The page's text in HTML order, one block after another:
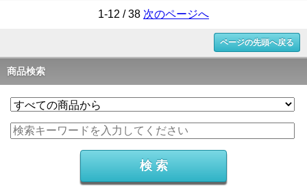
1-12 / 38 次のページへ
ページの先頭へ戻る
商品検索